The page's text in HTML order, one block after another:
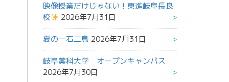
映像授業だけじゃない！東進岐阜長良
校
2026年7月31日
夏の一石二鳥 2026年7月31日
岐阜薬科大学 オープンキャンパス
2026年7月30日